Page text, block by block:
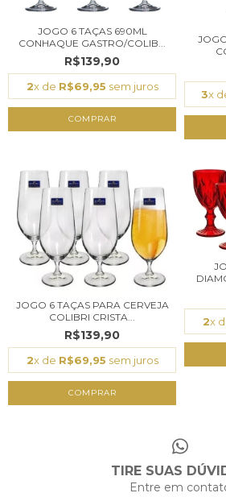
JOGO 6 TAÇAS 690ML
CONHAQUE GASTRO/COLIB...
R$139,90
2x de R$69,95 sem juros
3x
JOGO 6 TAÇAS PARA CERVEJA
COLIBRI CRISTA...
R$139,90
2x de R$69,95 sem juros
2x
TIRE SUAS
Entre em